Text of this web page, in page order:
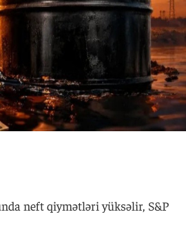
neft qiymətləri yüksəlir, S&P